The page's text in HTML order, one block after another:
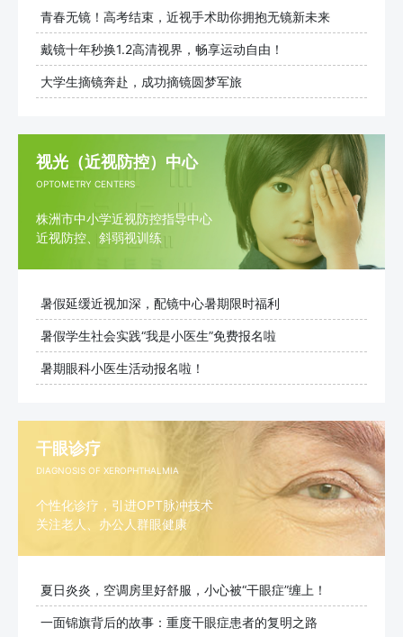
青春无镜！高考结束，近视手术助你拥抱无镜新未来
戴镜十年秒换1.2高清视界，畅享运动自由！
大学生摘镜奔赴，成功摘镜圆梦军旅
视光（近视防控）中心
OPTOMETRY CENTERS
株洲市中小学近视防控指导中心
近视防控、斜弱视训练
暑假延缓近视加深，配镜中心暑期限时福利
暑假学生社会实践“我是小医生”免费报名啦
暑期眼科小医生活动报名啦！
干眼诊疗
DIAGNOSIS OF XEROPHTHALMIA
个性化诊疗，引进OPT脉冲技术
关注老人、办公人群眼健康
夏日炎炎，空调房里好舒服，小心被“干眼症”缠上！
一面锦旗背后的故事：重度干眼症患者的复明之路